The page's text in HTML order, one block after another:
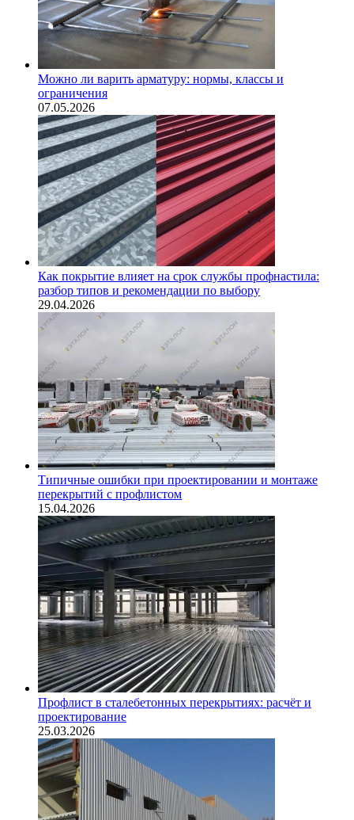
Можно ли варить арматуру: нормы, классы и
ограничения
07.05.2026
Как покрытие влияет на срок службы профнастила:
разбор типов и рекомендации по выбору
29.04.2026
Типичные ошибки при проектировании и монтаже
перекрытий с профлистом
15.04.2026
Профлист в сталебетонных перекрытиях: расчёт и
проектирование
25.03.2026